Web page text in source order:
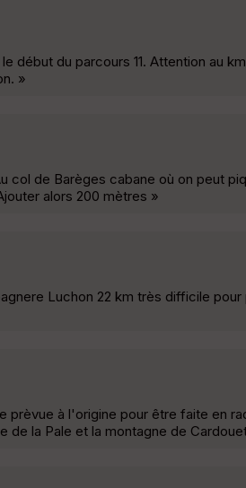
début du parcours 11. Attention au
»
col de Barèges cabane où on peut
alors 200 mètres »
Luchon 22 km très difficile pour
prèvue à l'origine pour être faite en
de la Pale et la montagne de